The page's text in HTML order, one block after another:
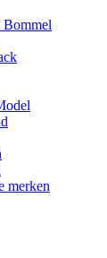
Bommel
merken